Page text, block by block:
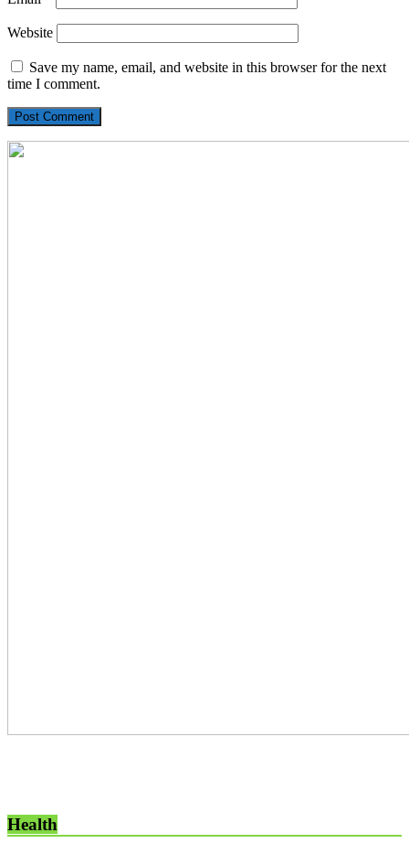
Website
Save my name, email, and website in this browser for the next
time I comment.
Health